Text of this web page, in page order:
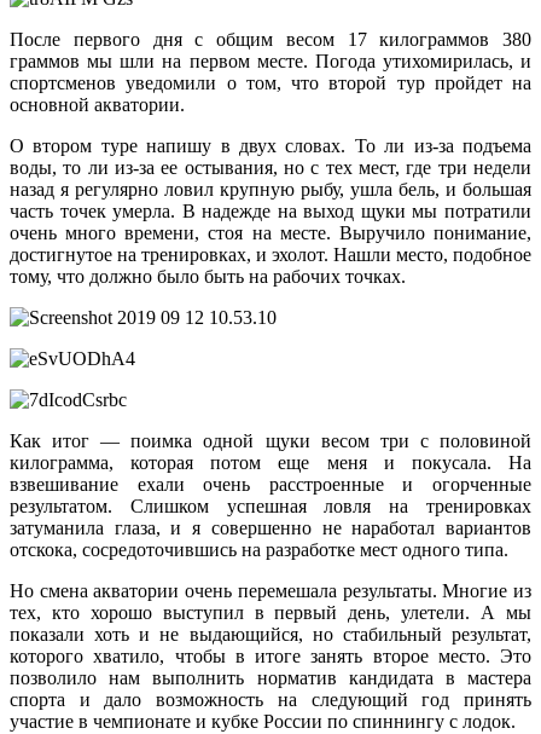
После первого дня с общим весом 17 килограммов 380
граммов мы шли на первом месте. Погода утихомирилась, и
спортсменов уведомили о том, что второй тур пройдет на
основной акватории.
О втором туре напишу в двух словах. То ли из-за подъема
воды, то ли из-за ее остывания, но с тех мест, где три недели
назад я регулярно ловил крупную рыбу, ушла бель, и большая
часть точек умерла. В надежде на выход щуки мы потратили
очень много времени, стоя на месте. Выручило понимание,
достигнутое на тренировках, и эхолот. Нашли место, подобное
тому, что должно было быть на рабочих точках.
Как итог — поимка одной щуки весом три с половиной
килограмма, которая потом еще меня и покусала. На
взвешивание ехали очень расстроенные и огорченные
результатом. Слишком успешная ловля на тренировках
затуманила глаза, и я совершенно не наработал вариантов
отскока, сосредоточившись на разработке мест одного типа.
Но смена акватории очень перемешала результаты. Многие из
тех, кто хорошо выступил в первый день, улетели. А мы
показали хоть и не выдающийся, но стабильный результат,
которого хватило, чтобы в итоге занять второе место. Это
позволило нам выполнить норматив кандидата в мастера
спорта и дало возможность на следующий год принять
участие в чемпионате и кубке России по спиннингу с лодок.